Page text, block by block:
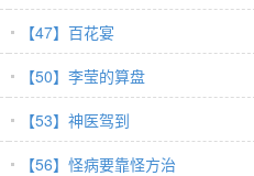
【47】百花宴
【50】李莹的算盘
【53】神医驾到
【56】怪病要靠怪方治